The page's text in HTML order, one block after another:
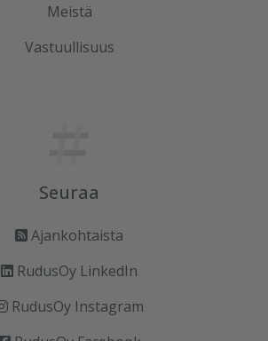
Meistä
Vastuullisuus
Seuraa
Ajankohtaista
RudusOy LinkedIn
RudusOy Instagram